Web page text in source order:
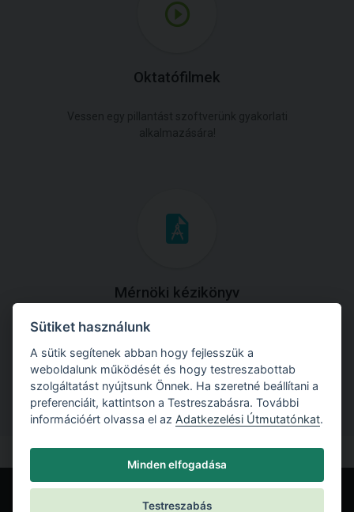
Oktatófilmek
Mérnöki kézikönyv
Töltse le útmutatónkat az összes elméleti anyaggal és
gyakorlati példával!
Sütiket használunk
A sütik segítenek abban hogy fejlesszük a
weboldalunk működését és hogy testreszabottab
szolgáltatást nyújtsunk Önnek. Ha szeretné beállítani a
preferenciáit, kattintson a Testreszabásra. További
információért olvassa el az Adatkezelési Útmutatónkat.
Minden elfogadása
Testreszabás